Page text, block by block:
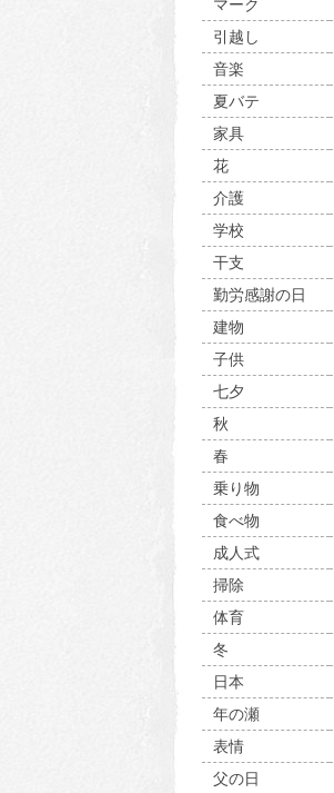
マーク
引越し
音楽
夏バテ
家具
花
介護
学校
干支
勤労感謝の日
建物
子供
七夕
秋
春
乗り物
食べ物
成人式
掃除
体育
冬
日本
年の瀬
表情
父の日